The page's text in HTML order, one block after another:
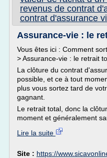
revenus de contrat
contrat d'assurance
Assurance-vie : le
Vous êtes ici : Comment
> Assurance-vie : le retrait
La clôture du contrat
possible, et ce à tout
plus vous sortez tard de
gagnant.
Le retrait total, donc la
moment et généralement
Lire la suite
Site : https://